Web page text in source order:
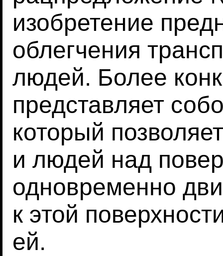
изобретение
облегчения
людей. Более
представляет
который
и людей над
одновременно
к этой
ей.